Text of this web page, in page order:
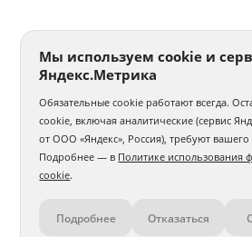
Контакты
Мы используем cookie и
Яндекс.Метрика
Обязательные cookie работают всегда.
cookie, включая аналитические (сервис
от ООО «Яндекс», Россия), требуют вашего
Подробнее — в Политике использования
cookie.
Подробнее Отказаться